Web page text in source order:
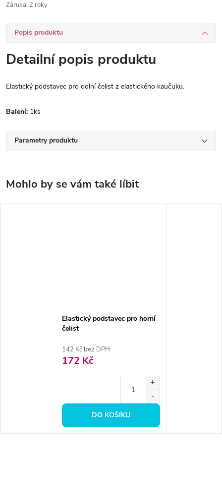
Záruka: 2 roky
Popis produktu
Detailní popis produktu
Elastický podstavec pro dolní čelist z elastického kaučuku.
Balení: 1ks
Parametry produktu
Elastický podstavec pro horní
čelist
142 Kč bez DPH
172 Kč
DO KOŠÍKU